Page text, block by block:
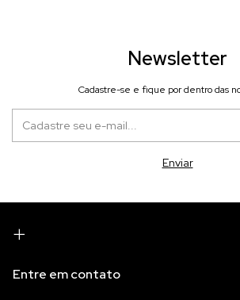
Newsletter
Cadastre-se e fique por dentro das
Entre em contato